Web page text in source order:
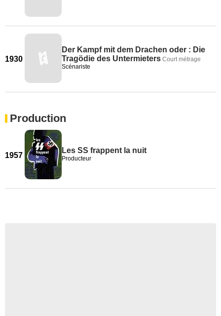
1930
Der Kampf mit dem Drachen oder : Die
Tragödie des Untermieters Court métrage
Scénariste
Production
1957
Les SS frappent la nuit
Producteur